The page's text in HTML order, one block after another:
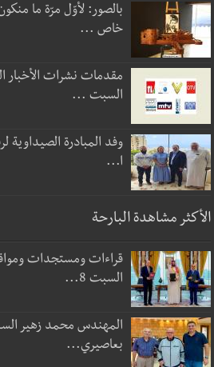
بالصور: لأوّل مرّة ما
خاص ...
مقدمات نشرات الأخبار
السبت ...
وفد المبادرة الصيداوية
ا...
الأكثر مشاهدة البارحة
قراءات ومستجدات
السبت 8...
المهندس محمد زهير
بعاصيري...